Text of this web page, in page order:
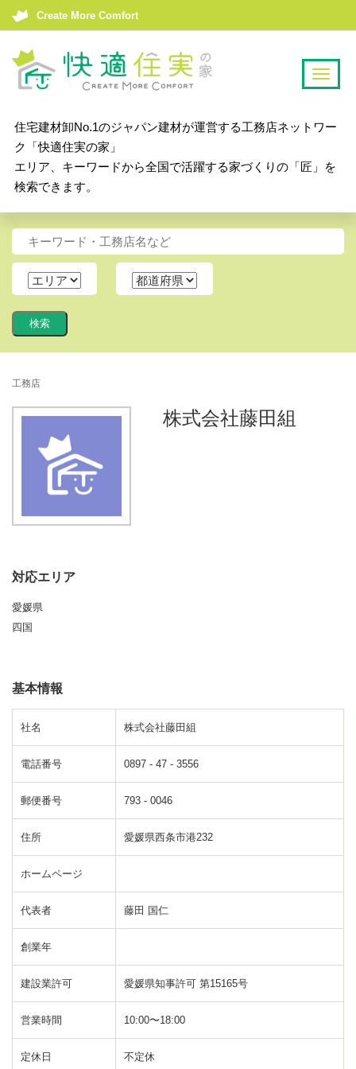
Create More Comfort
T
a
i
o
住宅建材卸No.1のジャパン建材が運営する工務店ネットワー
ク「快適住実の家」
エリア、キーワードから全国で活躍する家づくりの「匠」を
検索できます。
工務店
株式会社藤田組
対応エリア
愛媛県
四国
基本情報
社名 株式会社藤田組
電話番号 0897 - 47 - 3556
郵便番号 793 - 0046
住所 愛媛県西条市港232
ホームページ
代表者 藤田 国仁
創業年
建設業許可 愛媛県知事許可 第15165号
営業時間 10:00〜18:00
定休日 不定休